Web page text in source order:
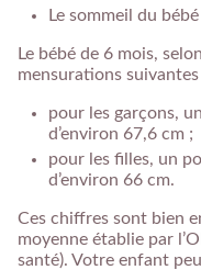
Le sommeil du
Le bébé de 6 mois,
mensurations suivantes
pour les garçons,
d’environ 67,6 cm ;
pour les filles, un
d’environ 66 cm.
Ces chiffres sont bien
moyenne établie par
santé). Votre enfant